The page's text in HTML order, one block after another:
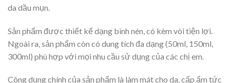
da dầu mụn.
Sản phẩm được thiết kế dạng bình nén, có kèm vòi tiện lợi.
Ngoài ra, sản phẩm còn có dung tích đa dạng (50ml, 150ml,
300ml) phù hợp với mọi nhu cầu sử dụng của các chị em.
Công dụng chính của sản phẩm là làm mát cho da, cấp ẩm tức